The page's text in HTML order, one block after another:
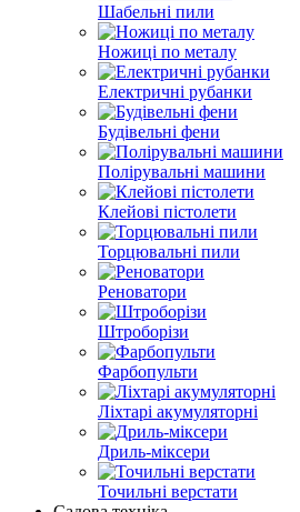
Шабельні пили
Ножиці по металу
Електричні рубанки
Будівельні фени
Полірувальні машини
Клейові пістолети
Торцювальні пили
Реноватори
Штроборізи
Фарбопульти
Ліхтарі акумуляторні
Дриль-міксери
Точильні верстати